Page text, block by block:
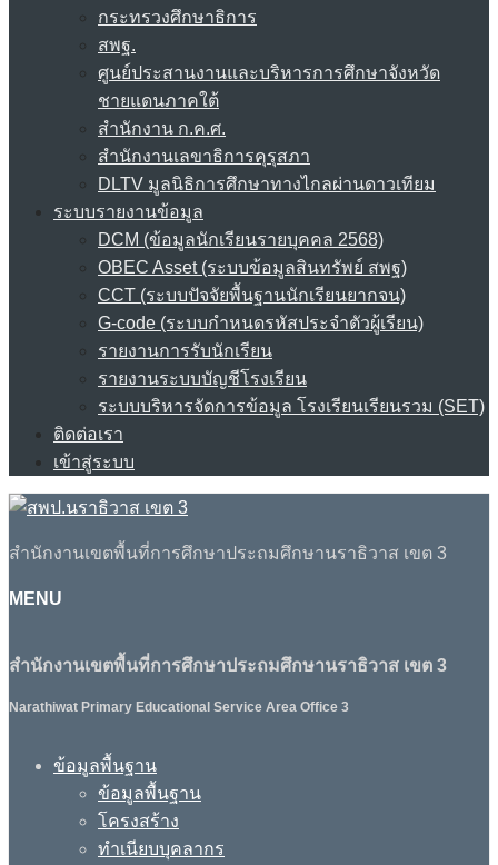
กระทรวงศึกษาธิการ
สพฐ.
ศูนย์ประสานงานและบริหารการศึกษาจังหวัด
ชายแดนภาคใต้
สำนักงาน ก.ค.ศ.
สำนักงานเลขาธิการคุรุสภา
DLTV มูลนิธิการศึกษาทางไกลผ่านดาวเทียม
ระบบรายงานข้อมูล
DCM (ข้อมูลนักเรียนรายบุคคล 2568)
OBEC Asset (ระบบข้อมูลสินทรัพย์ สพฐ)
CCT (ระบบปัจจัยพื้นฐานนักเรียนยากจน)
G-code (ระบบกำหนดรหัสประจำตัวผู้เรียน)
รายงานการรับนักเรียน
รายงานระบบบัญชีโรงเรียน
ระบบบริหารจัดการข้อมูล โรงเรียนเรียนรวม (SET)
ติดต่อเรา
เข้าสู่ระบบ
สำนักงานเขตพื้นที่การศึกษาประถมศึกษานราธิวาส เขต 3
MENU
สำนักงานเขตพื้นที่การศึกษาประถมศึกษานราธิวาส เขต 3
Narathiwat Primary Educational Service Area Office 3
ข้อมูลพื้นฐาน
ข้อมูลพื้นฐาน
โครงสร้าง
ทำเนียบบุคลากร